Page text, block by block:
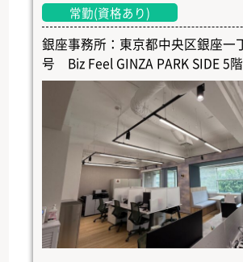
常勤(資格あり)
銀座事務所：東京都中央区銀座一
号 Biz Feel GINZA PARK SIDE 5階